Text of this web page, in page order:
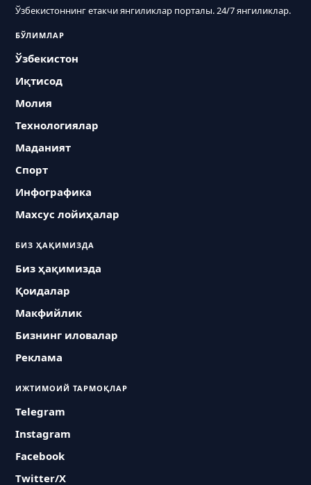
Ўзбекистоннинг етакчи янгиликлар порталы. 24/7 янгиликлар.
БЎЛИМЛАР
Ўзбекистон
Иқтисод
Молия
Технологиялар
Маданият
Спорт
Инфографика
Махсус лойиҳалар
БИЗ ҲАҚИМИЗДА
Биз ҳақимизда
Қоидалар
Макфийлик
Бизнинг иловалар
Реклама
ИЖТИМОИЙ ТАРМОҚЛАР
Telegram
Instagram
Facebook
Twitter/X